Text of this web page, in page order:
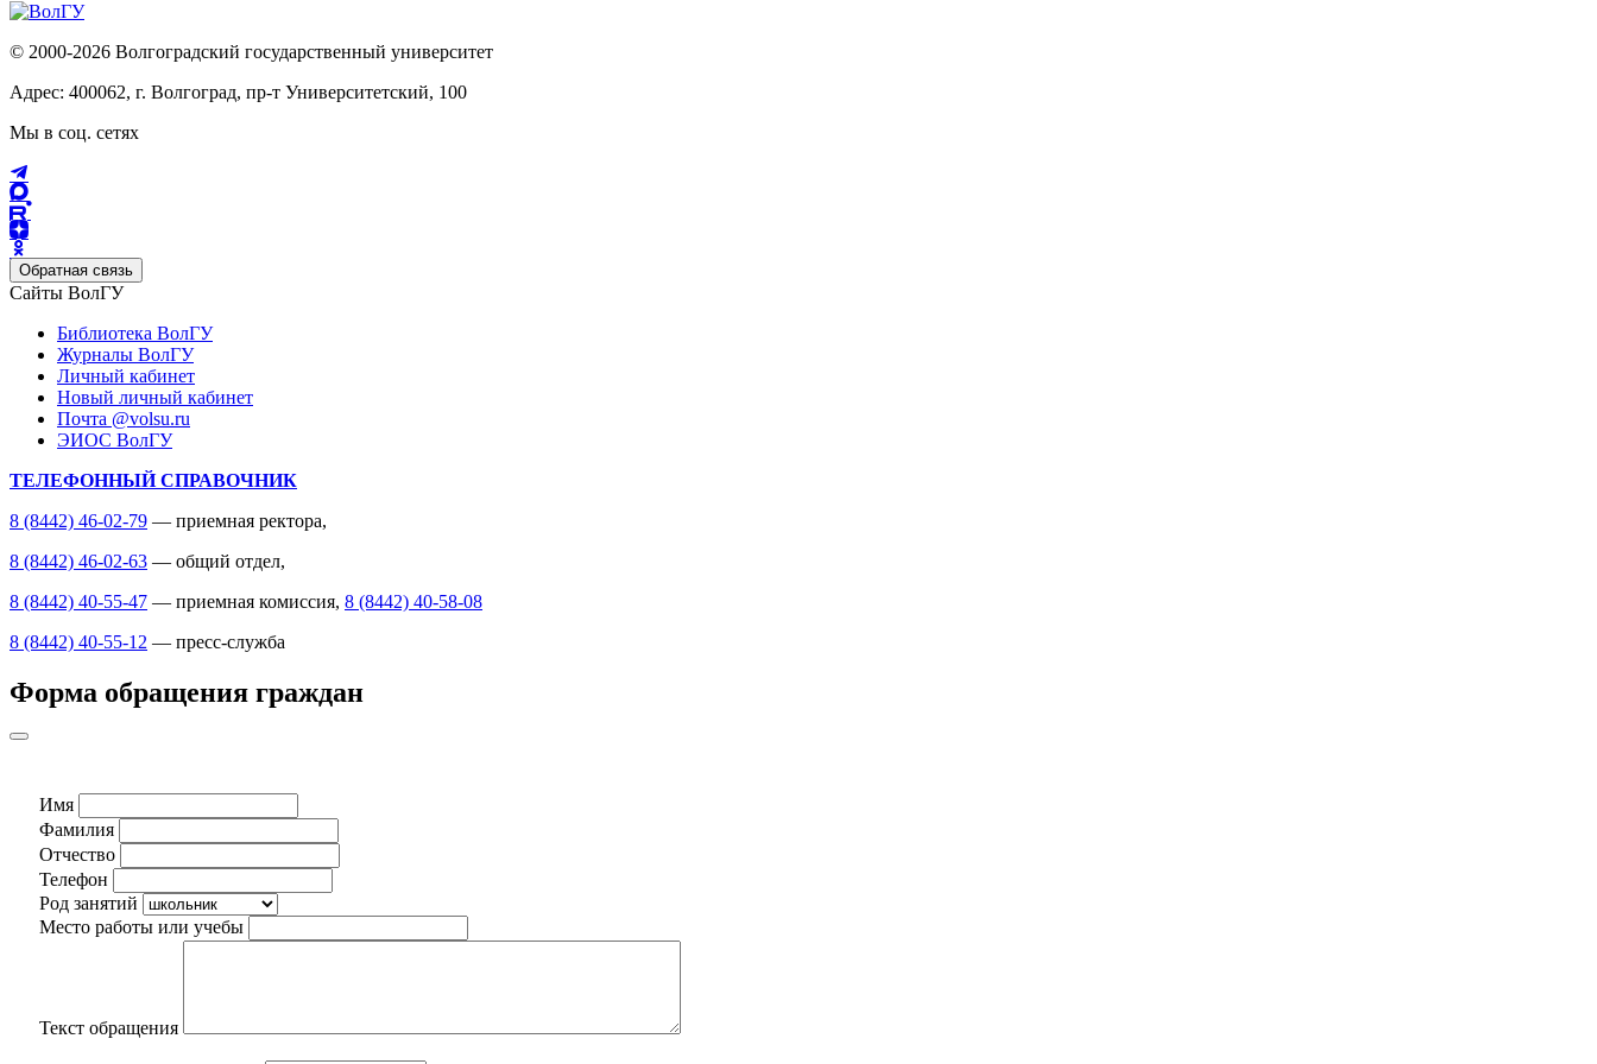
© 2000-2026 Волгоградский государственный университет
Адрес: 400062, г. Волгоград, пр-т Университетский, 100
Мы в соц. сетях
Обратная связь
Сайты ВолГУ
Библиотека ВолГУ
Журналы ВолГУ
Личный кабинет
Новый личный кабинет
Почта @volsu.ru
ЭИОС ВолГУ
ТЕЛЕФОННЫЙ СПРАВОЧНИК
8 (8442) 46-02-79 — приемная ректора,
8 (8442) 46-02-63 — общий отдел,
8 (8442) 40-55-47 — приемная комиссия, 8 (8442) 40-58-08
8 (8442) 40-55-12 — пресс-служба
Форма обращения граждан
Имя
Фамилия
Отчество
Телефон
Род занятий
Место работы или учебы
Текст обращения